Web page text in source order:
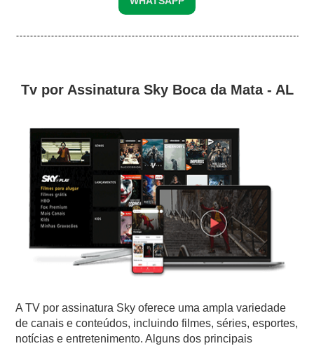
Tv por Assinatura Sky Boca da Mata - AL
A TV por assinatura Sky oferece uma ampla variedade
de canais e conteúdos, incluindo filmes, séries, esportes,
notícias e entretenimento. Alguns dos principais